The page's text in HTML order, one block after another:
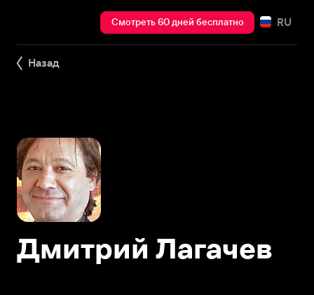
Смотреть 60 дней бесплатно RU
Назад
Дмитрий Лагачев